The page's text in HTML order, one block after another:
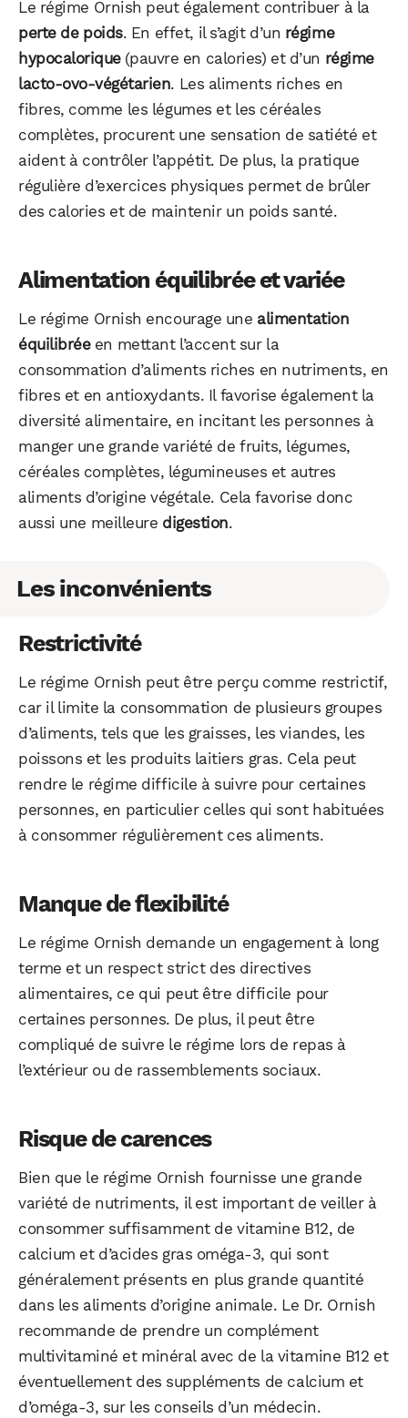
Le régime Ornish peut également contribuer à la
perte de poids. En effet, il s’agit d’un régime
hypocalorique(pauvre en calories) et d’un régime
lacto-ovo-végétarien. Les aliments riches en
fibres, comme les légumes et les céréales
complètes, procurent une sensation de satiété et
aident à contrôler l’appétit. De plus, la pratique
régulière d’exercices physiques permet de brûler
des calories et de maintenir un poids santé.
Alimentation équilibrée et variée
Le régime Ornish encourage une alimentation
équilibréeen mettant l’accent sur la
consommation d’aliments riches en nutriments, en
fibres et en antioxydants. Il favorise également la
diversité alimentaire, en incitant les personnes à
manger une grande variété de fruits, légumes,
céréales complètes, légumineuses et autres
aliments d’origine végétale. Cela favorise donc
aussi une meilleure digestion.
Les inconvénients
Restrictivité
Le régime Ornish peut être perçu comme restrictif,
car il limite la consommation de plusieurs groupes
d’aliments, tels que les graisses, les viandes, les
poissons et les produits laitiers gras. Cela peut
rendre le régime difficile à suivre pour certaines
personnes, en particulier celles qui sont habituées
à consommer régulièrement ces aliments.
Manque de flexibilité
Le régime Ornish demande un engagement à long
terme et un respect strict des directives
alimentaires, ce qui peut être difficile pour
certaines personnes. De plus, il peut être
compliqué de suivre le régime lors de repas à
l’extérieur ou de rassemblements sociaux.
Risque de carences
Bien que le régime Ornish fournisse une grande
variété de nutriments, il est important de veiller à
consommer suffisamment de vitamine B12, de
calcium et d’acides gras oméga-3, qui sont
généralement présents en plus grande quantité
dans les aliments d’origine animale. Le Dr. Ornish
recommande de prendre un complément
multivitaminé et minéral avec de la vitamine B12 et
éventuellement des suppléments de calcium et
d’oméga-3, sur les conseils d’un médecin.